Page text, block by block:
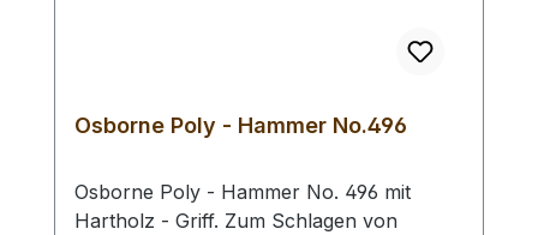
Osborne Poly - Hammer No.496
Osborne Poly - Hammer No. 496 mit
Hartholz - Griff. Zum Schlagen von